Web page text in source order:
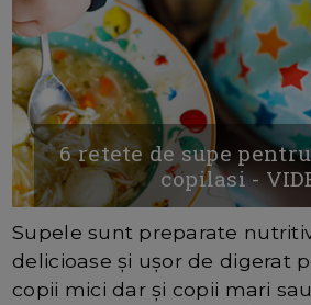
6 retete de supe
copilasi -
Supele sunt preparate
delicioase și ușor de digerat
copii mici dar și copii mari